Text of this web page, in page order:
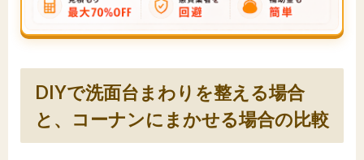
DIYで洗面台まわりを整える場合
と、コーナンにまかせる場合の比較